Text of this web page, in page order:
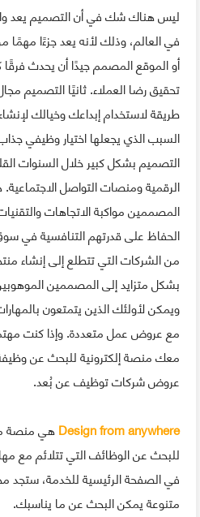
ليس هناك شك في أن التصميم يعد
في العالم، وذلك لأنه يعد جزءًا
أو الموقع المصمم جيدًا أن يحدث
تحقيق رضا العملاء. ثانيًا التصميم
طريقة لاستخدام إبداعك وخيالك
السبب الذي يجعلها اختيار وظيفي
التصميم بشكل كبير خلال السنوات
الرقمية ومنصات التواصل
المصممين مواكبة الاتجاهات
الحفاظ على قدرتهم التنافسية في
من الشركات التي تتطلع إلى إنشاء
بشكل متزايد إلى المصممين
ويمكن لأولئك الذين يتمتعون
مع عروض عمل متعددة. وإذا كنت
معك منصة إلكترونية للبحث عن
عروض شركات توظيف عن بُعد.
Design from anywhereهي منصة
للبحث عن الوظائف التي تتلائم مع
في الصفحة الرئيسية للخدمة،
متنوعة يمكن البحث عن ما يناسبك.